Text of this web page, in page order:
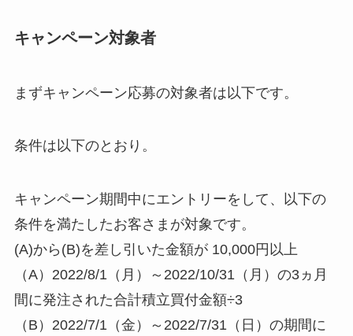
キャンペーン対象者
まずキャンペーン応募の対象者は以下です。
条件は以下のとおり。
キャンペーン期間中にエントリーをして、以下の
条件を満たしたお客さまが対象です。
(A)から(B)を差し引いた金額が 10,000円以上
（A）2022/8/1（月）～2022/10/31（月）の3ヵ月
間に発注された合計積立買付金額÷3
（B）2022/7/1（金）～2022/7/31（日）の期間に